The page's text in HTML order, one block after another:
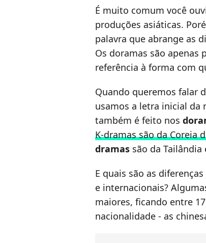
É muito comum você
produções asiáticas.
palavra que abrange as
Os doramas são apenas
referência à forma com
Quando queremos falar
usamos a letra inicial da
também é feito nos
K-dramas são da Coreia
dramas são da Tailândia
E quais são as
e internacionais?
maiores, ficando entre
nacionalidade - as